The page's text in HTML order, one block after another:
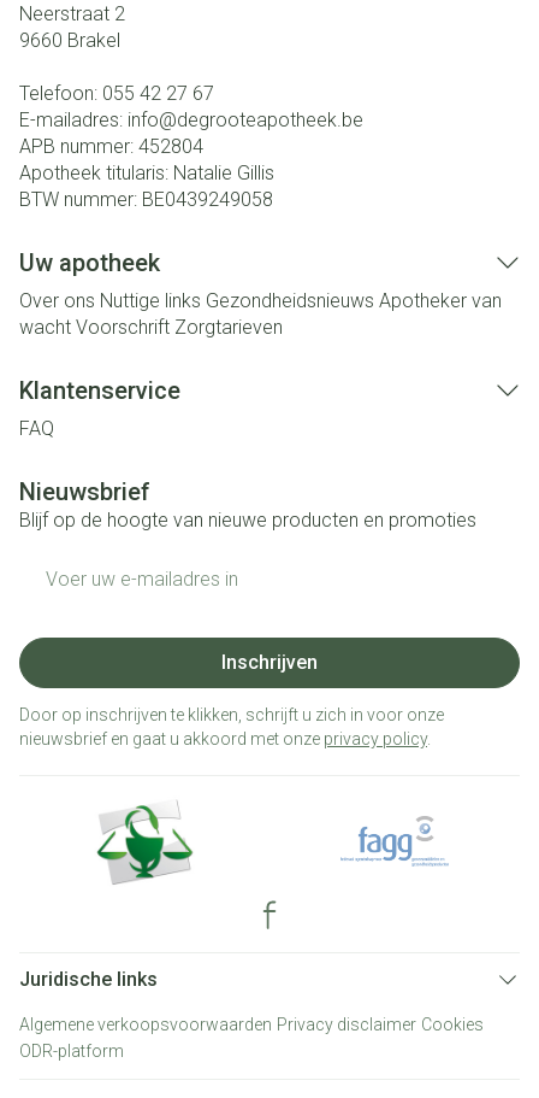
Neerstraat 2
9660 Brakel
Telefoon: 055 42 27 67
E-mailadres: info@degrooteapotheek.be
APB nummer: 452804
Apotheek titularis: Natalie Gillis
BTW nummer: BE0439249058
Uw apotheek
Over ons Nuttige links Gezondheidsnieuws Apotheker van
wacht Voorschrift Zorgtarieven
Klantenservice
FAQ
Nieuwsbrief
Blijf op de hoogte van nieuwe producten en promoties
Inschrijven
Door op inschrijven te klikken, schrijft u zich in voor onze
nieuwsbrief en gaat u akkoord met onze privacy policy.
Juridische links
Algemene verkoopsvoorwaarden Privacy disclaimer Cookies
ODR-platform